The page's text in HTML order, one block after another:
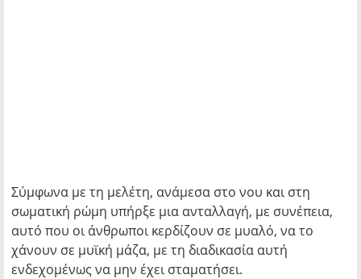
Σύμφωνα με τη μελέτη, ανάμεσα στο νου και στη
σωματική ρώμη υπήρξε μια ανταλλαγή, με συνέπεια,
αυτό που οι άνθρωποι κερδίζουν σε μυαλό, να το
χάνουν σε μυϊκή μάζα, με τη διαδικασία αυτή
ενδεχομένως να μην έχει σταματήσει.